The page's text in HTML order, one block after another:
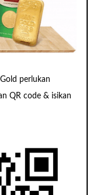
perlukan
QR code & isikan